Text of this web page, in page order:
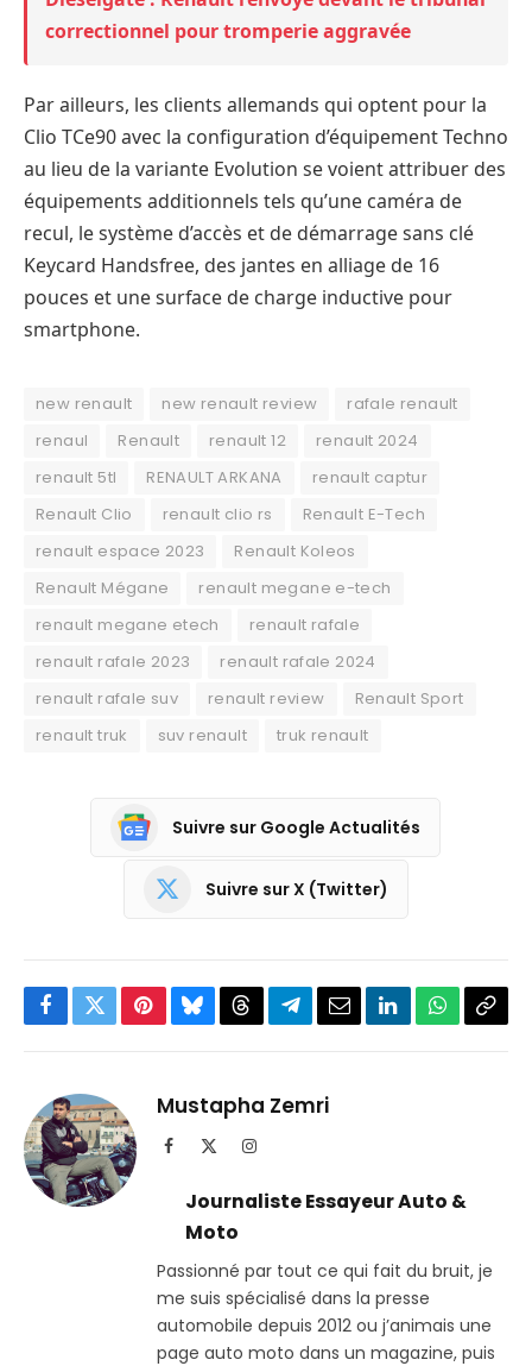
correctionnel pour tromperie aggravée
Par ailleurs, les clients allemands qui optent pour la
Clio TCe90 avec la configuration d’équipement Techno
au lieu de la variante Evolution se voient attribuer des
équipements additionnels tels qu’une caméra de
recul, le système d’accès et de démarrage sans clé
Keycard Handsfree, des jantes en alliage de 16
pouces et une surface de charge inductive pour
smartphone.
new renault new renault review
rafale renault
renaul
Renault renault 12
renault 2024
renault 5tl
RENAULT ARKANA
renault captur
Renault Clio
renault clio rs
Renault E-Tech
renault espace 2023
Renault Koleos
Renault Mégane
renault megane e-tech
renault megane etech
renault rafale
renault rafale 2023
renault rafale 2024
renault rafale suv
renault review
Renault Sport
renault truk
suv renault truk renault
Suivre sur Google Actualités
Suivre sur X (Twitter)
Facebook
TwitterPinterestBlueskyThreadsPartager
Telegram
EmailLinkedInWhatsApp
Mustapha Zemri
Facebook Instagram
Journaliste Essayeur Auto &
Moto
Passionné par tout ce qui fait du bruit, je
me suis spécialisé dans la presse
automobile depuis 2012 ou j’animais une
page auto moto dans un magazine, puis